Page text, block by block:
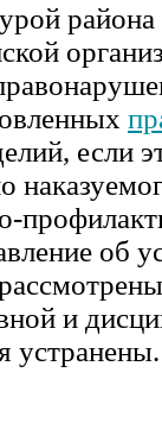
если
об
и
устранены.